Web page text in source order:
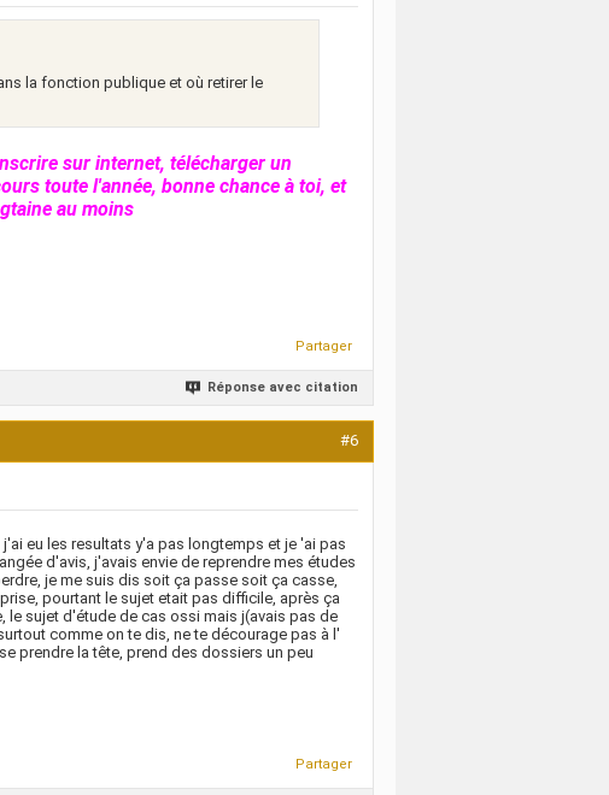
la fonction publique et où retirer le
sur internet, télécharger un
toute l'année, bonne chance à toi, et
au moins
Partager
Réponse avec citation
#6
eu les resultats y'a pas longtemps et je 'ai pas
d'avis, j'avais envie de reprendre mes études
je me suis dis soit ça passe soit ça casse,
pourtant le sujet etait pas difficile, après ça
sujet d'étude de cas ossi mais j(avais pas de
comme on te dis, ne te décourage pas à l'
prendre la tête, prend des dossiers un peu
Partager